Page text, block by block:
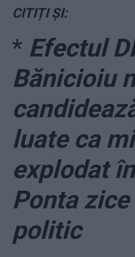
CITIȚI ȘI:
* Efectul
Bănicioiu
luate ca
explodat
Ponta
politic